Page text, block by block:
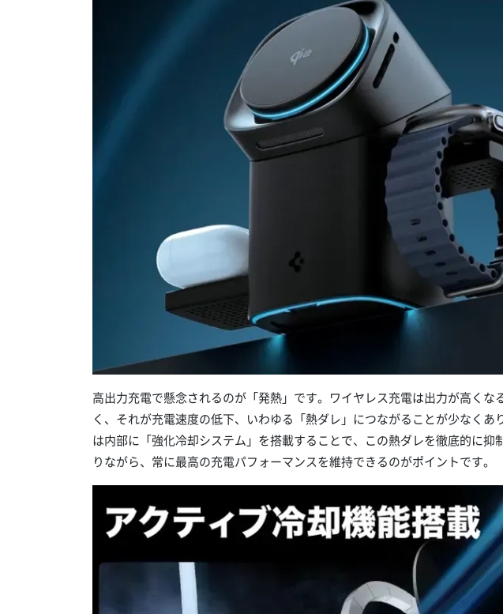
高出力充電で懸念されるのが「発熱」です。ワイヤレス充電は出力が高くな
く、それが充電速度の低下、いわゆる「熱ダレ」につながることが少なくあ
は内部に「強化冷却システム」を搭載することで、この熱ダレを徹底的に抑
りながら、常に最高の充電パフォーマンスを維持できるのがポイントです。